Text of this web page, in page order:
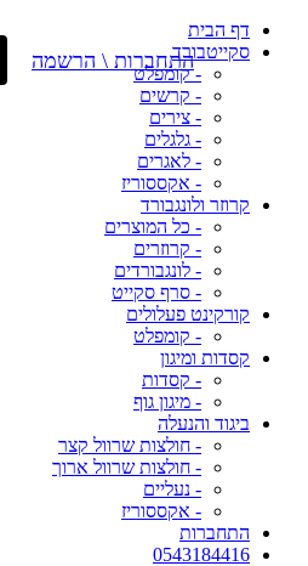
דף הבית
סקייטבורד
- קומפלט
- קרשים
- צירים
- גלגלים
- לאגרים
- אקססוריז
קרוזר ולונגבורד
- כל המוצרים
- קרוזרים
- לונגבורדים
- סרף סקייט
קורקינט פעלולים
- קומפלט
קסדות ומיגון
- קסדות
- מיגון גוף
ביגוד והנעלה
- חולצות שרוול קצר
- חולצות שרוול ארוך
- נעליים
- אקססוריז
התחברות
0543184416
התחברות \ הרשמה